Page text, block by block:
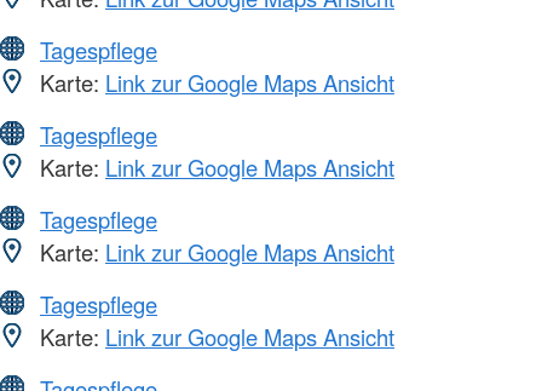
Tagespflege
Karte: Link zur Google Maps Ansicht
Tagespflege
Karte: Link zur Google Maps Ansicht
Tagespflege
Karte: Link zur Google Maps Ansicht
Tagespflege
Karte: Link zur Google Maps Ansicht